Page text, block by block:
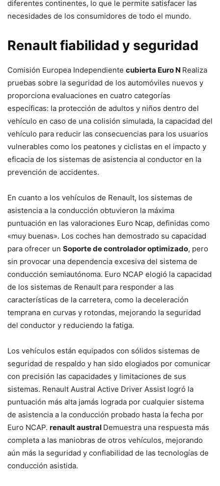
diferentes continentes, lo que le permite satisfacer las
necesidades de los consumidores de todo el mundo.
Renault fiabilidad y seguridad
Comisión Europea Independiente cubierta Euro N Realiza
pruebas sobre la seguridad de los automóviles nuevos y
proporciona evaluaciones en cuatro categorías
específicas: la protección de adultos y niños dentro del
vehículo en caso de una colisión simulada, la capacidad del
vehículo para reducir las consecuencias para los usuarios
vulnerables como los peatones y ciclistas en el impacto y
eficacia de los sistemas de asistencia al conductor en la
prevención de accidentes.
En cuanto a los vehículos de Renault, los sistemas de
asistencia a la conducción obtuvieron la máxima
puntuación en las valoraciones Euro Ncap, definidas como
«muy buenas». Los coches han demostrado su capacidad
para ofrecer un Soporte de controlador optimizado, pero
sin provocar una dependencia excesiva del sistema de
conducción semiautónoma. Euro NCAP elogió la capacidad
de los sistemas de Renault para responder a las
características de la carretera, como la deceleración
temprana en curvas y rotondas, mejorando la seguridad
del conductor y reduciendo la fatiga.
Los vehículos están equipados con sólidos sistemas de
seguridad de respaldo y han sido elogiados por comunicar
con precisión las capacidades y limitaciones de sus
sistemas. Renault Austral Active Driver Assist logró la
puntuación más alta jamás lograda por cualquier sistema
de asistencia a la conducción probado hasta la fecha por
Euro NCAP. renault austral Demuestra una respuesta más
completa a las maniobras de otros vehículos, mejorando
aún más la seguridad y confiabilidad de las tecnologías de
conducción asistida.